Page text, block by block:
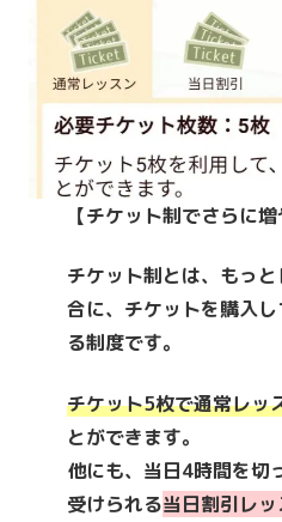
【チケット制でさらに増
チケット制とは、もっ
合に、チケットを購入
る制度です。
チケット5枚で通常レッ
とができます。
他にも、当日4時間を切
受けられる当日割引レッ